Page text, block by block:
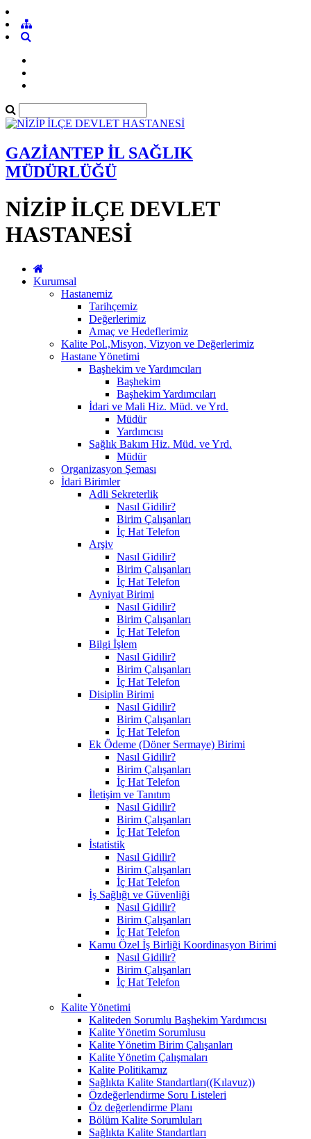
GAZİANTEP İL SAĞLIK
MÜDÜRLÜĞÜ
NİZİP İLÇE DEVLET
HASTANESİ
Kurumsal
Hastanemiz
Tarihçemiz
Değerlerimiz
Amaç ve Hedeflerimiz
Kalite Pol.,Misyon, Vizyon ve Değerlerimiz
Hastane Yönetimi
Başhekim ve Yardımcıları
Başhekim
Başhekim Yardımcıları
İdari ve Mali Hiz. Müd. ve Yrd.
Müdür
Yardımcısı
Sağlık Bakım Hiz. Müd. ve Yrd.
Müdür
Organizasyon Şeması
İdari Birimler
Adli Sekreterlik
Nasıl Gidilir?
Birim Çalışanları
İç Hat Telefon
Arşiv
Nasıl Gidilir?
Birim Çalışanları
İç Hat Telefon
Ayniyat Birimi
Nasıl Gidilir?
Birim Çalışanları
İç Hat Telefon
Bilgi İşlem
Nasıl Gidilir?
Birim Çalışanları
İç Hat Telefon
Disiplin Birimi
Nasıl Gidilir?
Birim Çalışanları
İç Hat Telefon
Ek Ödeme (Döner Sermaye) Birimi
Nasıl Gidilir?
Birim Çalışanları
İç Hat Telefon
İletişim ve Tanıtım
Nasıl Gidilir?
Birim Çalışanları
İç Hat Telefon
İstatistik
Nasıl Gidilir?
Birim Çalışanları
İç Hat Telefon
İş Sağlığı ve Güvenliği
Nasıl Gidilir?
Birim Çalışanları
İç Hat Telefon
Kamu Özel İş Birliği Koordinasyon Birimi
Nasıl Gidilir?
Birim Çalışanları
İç Hat Telefon
Kalite Yönetimi
Kaliteden Sorumlu Başhekim Yardımcısı
Kalite Yönetim Sorumlusu
Kalite Yönetim Birim Çalışanları
Kalite Yönetim Çalışmaları
Kalite Politikamız
Sağlıkta Kalite Standartları((Kılavuz))
Özdeğerlendirme Soru Listeleri
Öz değerlendirme Planı
Bölüm Kalite Sorumluları
Sağlıkta Kalite Standartları